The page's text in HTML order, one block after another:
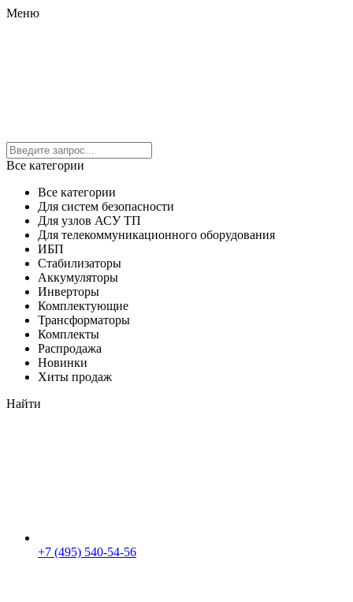
Меню
Все категории
Все категории
Для систем безопасности
Для узлов АСУ ТП
Для телекоммуникационного оборудования
ИБП
Стабилизаторы
Аккумуляторы
Инверторы
Комплектующие
Трансформаторы
Комплекты
Распродажа
Новинки
Хиты продаж
Найти
+7 (495) 540-54-56